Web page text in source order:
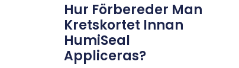
Hur Förbereder Man
Kretskortet Innan
HumiSeal
Appliceras?